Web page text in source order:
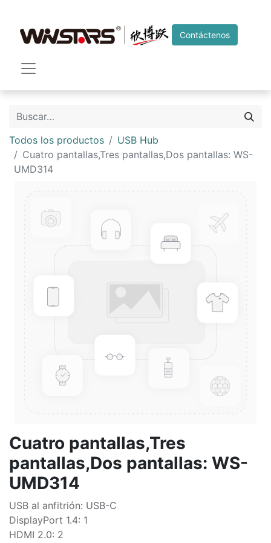
Contáctenos
Todos los productos
USB Hub
Cuatro pantallas,Tres pantallas,Dos pantallas: WS-
UMD314
Cuatro pantallas,Tres
pantallas,Dos pantallas: WS-
UMD314
USB al anfitrión: USB-C
DisplayPort 1.4: 1
HDMI 2.0: 2